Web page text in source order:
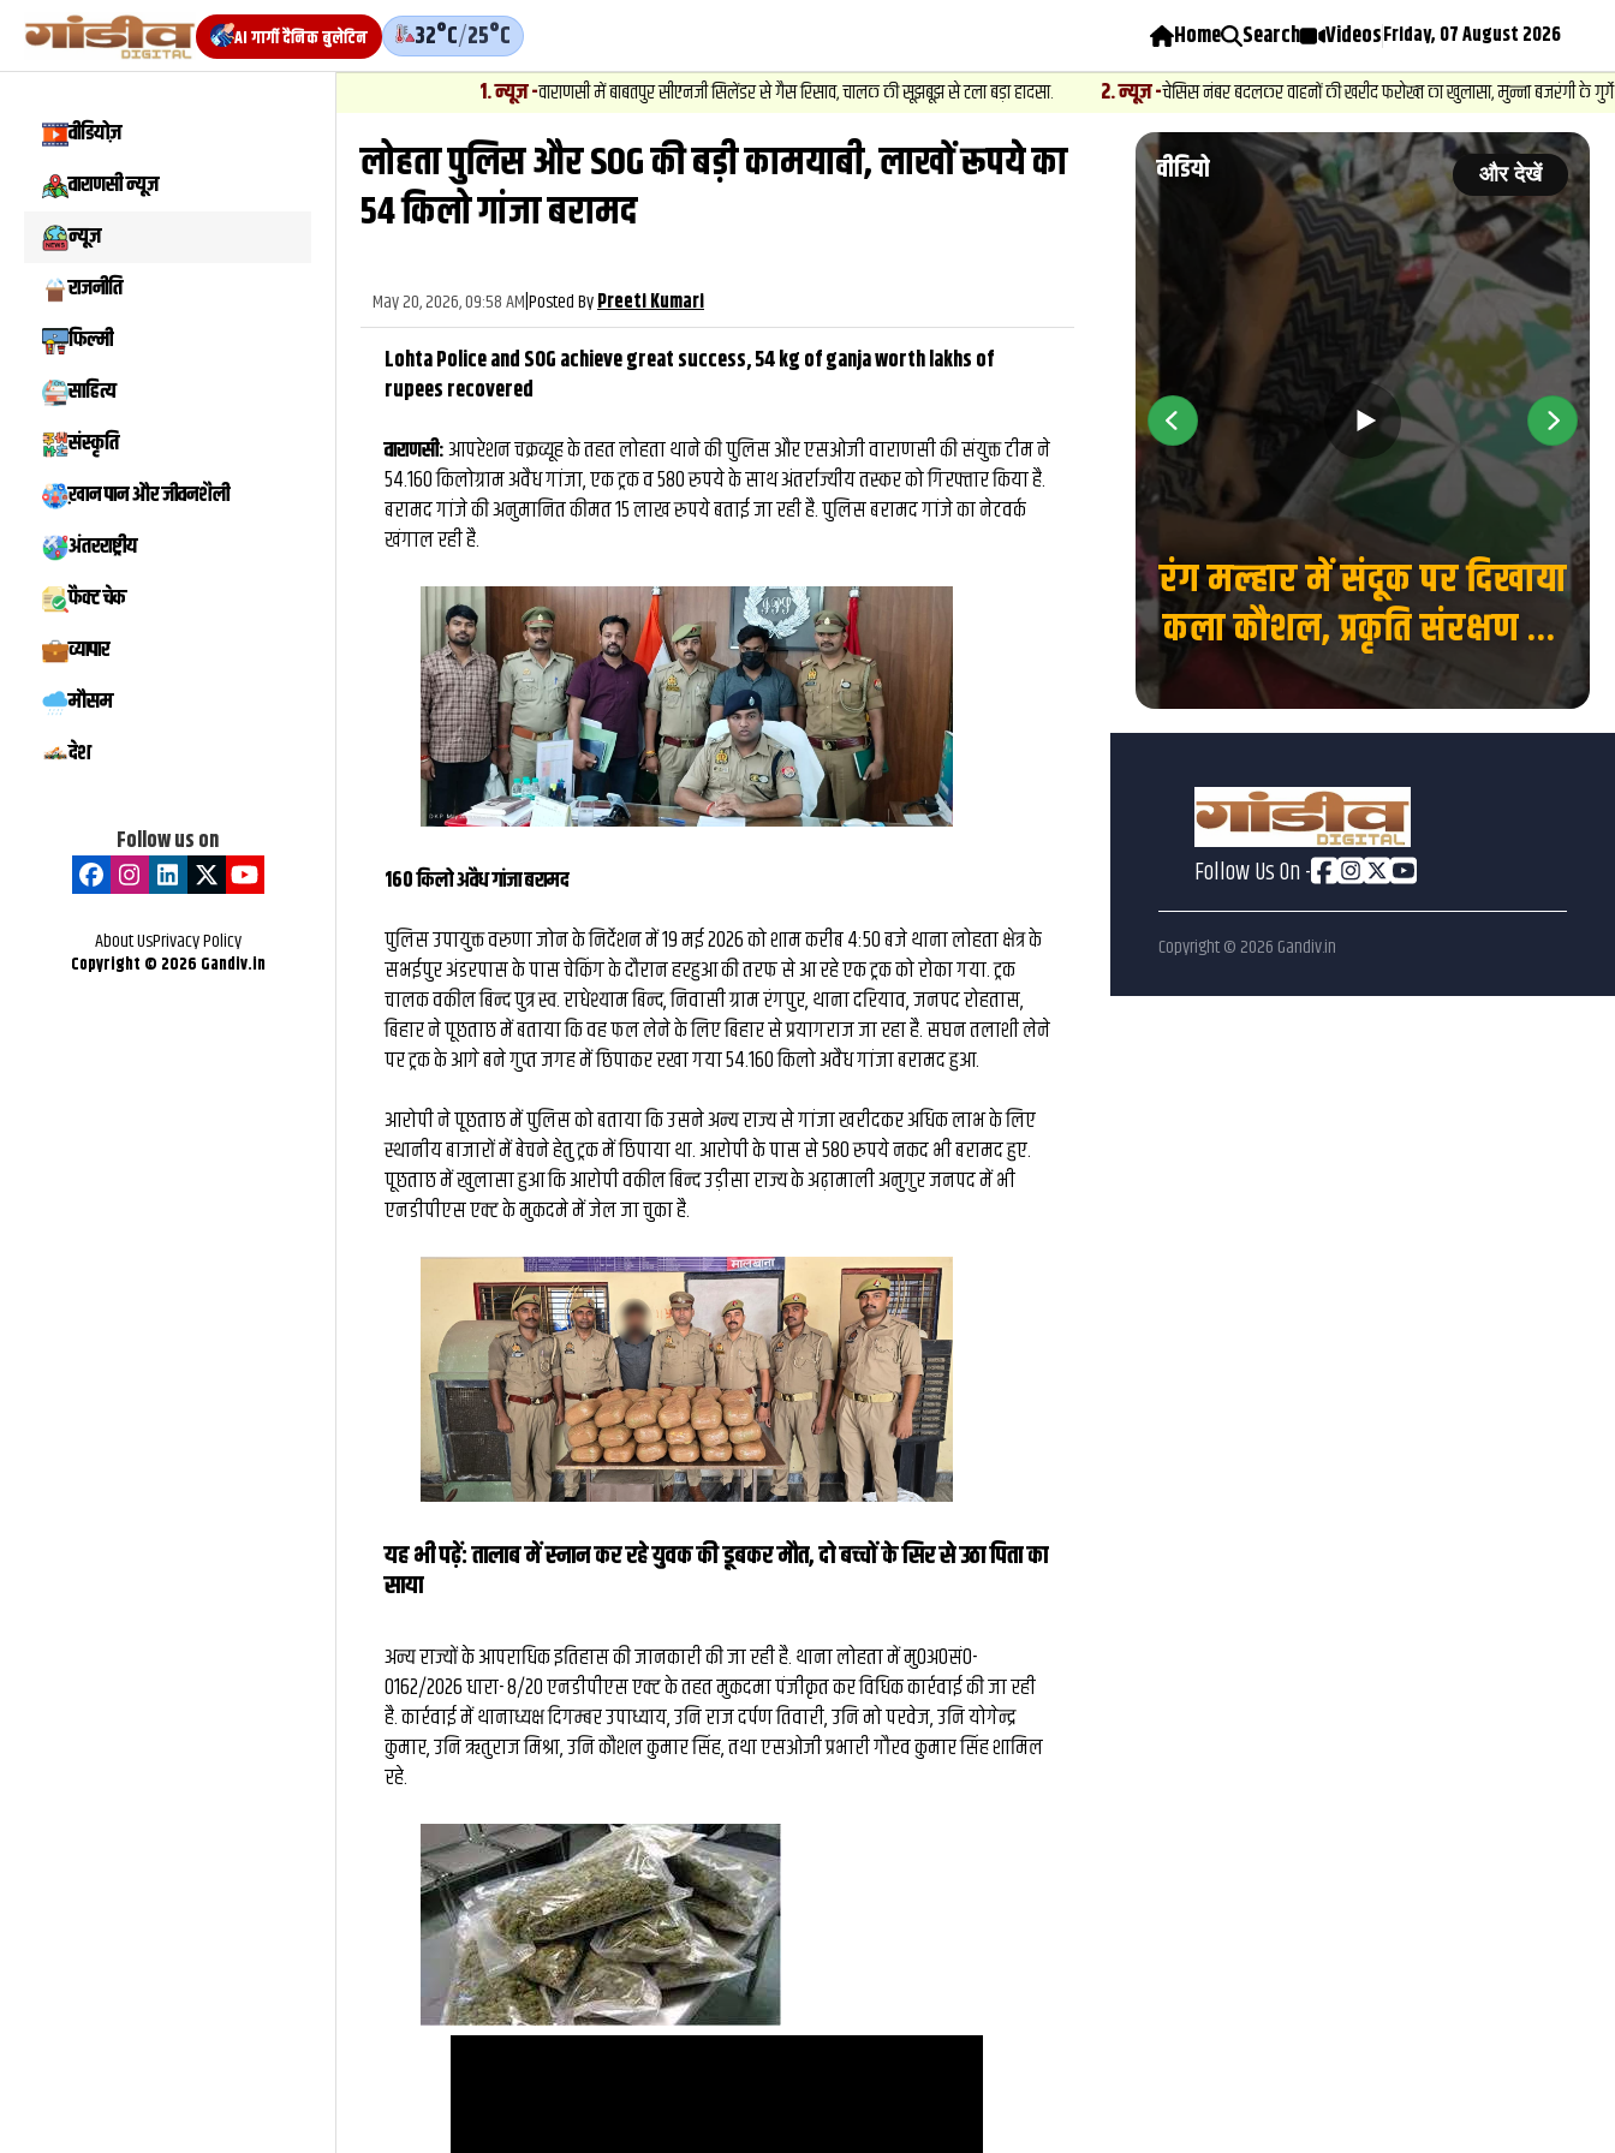
AI गार्गी दैनिक बुलेटिन 32°C/25°C Home Search VideosFriday, 07 August 2026
वाराणसी में बाबतपुर सीएनजी सिलेंडर से गैस रिसाव, चालक की सूझबूझ से टला बड़ा हादसा. 2.न्यूज़-चेसिस नंबर बदलकर वाहनों की खरीद फरोख्‍त का खुलासा, मुन्ना बजरंगी के गुर्गे और दक्षिण
वीडियोज़
वाराणसी न्यूज़
न्यूज़
राजनीति
फिल्मी
साहित्य
संस्कृति
ख़ान पान और जीवनशैली
अंतरराष्ट्रीय
फैक्ट चेक
व्यापार
मौसम
देश
Follow us on
About UsPrivacy Policy
Copyright © 2026 Gandiv.in
लोहता पुलिस और SOG की बड़ी कामयाबी, लाखों रूपये का
54 किलो गांजा बरामद
May 20, 2026, 09:58 AM|Posted ByPreeti Kumari
Lohta Police and SOG achieve great success, 54 kg of ganja worth lakhs of
rupees recovered
वाराणसी:आपरेशन चक्रव्यूह के तहत लोहता थाने की पुलिस और एसओजी वाराणसी की संयुक्त टीम ने
54.160 किलोग्राम अवैध गांजा, एक ट्रक व 580 रुपये के साथ अंतर्राज्यीय तस्कर को गिरफ्तार किया है.
बरामद गांजे की अनुमानित कीमत 15 लाख रुपये बताई जा रही है. पुलिस बरामद गांजे का नेटवर्क
खंगाल रही है.
160 किलो अवैध गांजा बरामद
पुलिस उपायुक्त वरुणा जोन के निर्देशन में 19 मई 2026 को शाम करीब 4:50 बजे थाना लोहता क्षेत्र के
सभईपुर अंडरपास के पास चेकिंग के दौरान हरहुआ की तरफ से आ रहे एक ट्रक को रोका गया. ट्रक
चालक वकील बिन्द पुत्र स्व. राधेश्याम बिन्द, निवासी ग्राम रंगपुर, थाना दरियाव, जनपद रोहतास,
बिहार ने पूछताछ में बताया कि वह फल लेने के लिए बिहार से प्रयागराज जा रहा है. सघन तलाशी लेने
पर ट्रक के आगे बने गुप्‍त जगह में छिपाकर रखा गया 54.160 किलो अवैध गांजा बरामद हुआ.
आरोपी ने पूछताछ में पुलिस को बताया कि उसने अन्य राज्य से गांजा खरीदकर अधिक लाभ के लिए
स्थानीय बाजारों में बेचने हेतु ट्रक में छिपाया था. आरोपी के पास से 580 रुपये नकद भी बरामद हुए.
पूछताछ में खुलासा हुआ कि आरोपी वकील बिन्द उड़ीसा राज्य के अढ़ामाली अनुगुर जनपद में भी
एनडीपीएस एक्ट के मुकदमे में जेल जा चुका है.
यह भी पढ़ें:तालाब में स्‍नान कर रहे युवक की डूबकर मौत, दो बच्‍चों के सिर से उठा पिता का
साया
अन्य राज्यों के आपराधिक इतिहास की जानकारी की जा रही है. थाना लोहता में मु0अ0सं0-
0162/2026 धारा- 8/20 एनडीपीएस एक्ट के तहत मुकदमा पंजीकृत कर विधिक कार्रवाई की जा रही
है. कार्रवाई में थानाध्यक्ष दिगम्बर उपाध्याय, उनि राज दर्पण तिवारी, उनि मो परवेज, उनि योगेन्द्र
कुमार, उनि ऋतुराज मिश्रा, उनि कौशल कुमार सिंह, तथा एसओजी प्रभारी गौरव कुमार सिंह शामिल
रहे.
वीडियो और देखें
मिस्टर बीस्ट से दो घंटे की
बातचीत, फिर छोड़ी ₹26 लाख की
नौकरी: कैसे हैरी उप्पल बने देश
के बड़े फूड व्लॉगर...
वीडियो और देखें
रंग मल्हार में संदूक पर दिखाया
कला कौशल, प्रकृति संरक्षण का
दिया संदेश...
Follow Us On -
Copyright © 2026 Gandiv.in